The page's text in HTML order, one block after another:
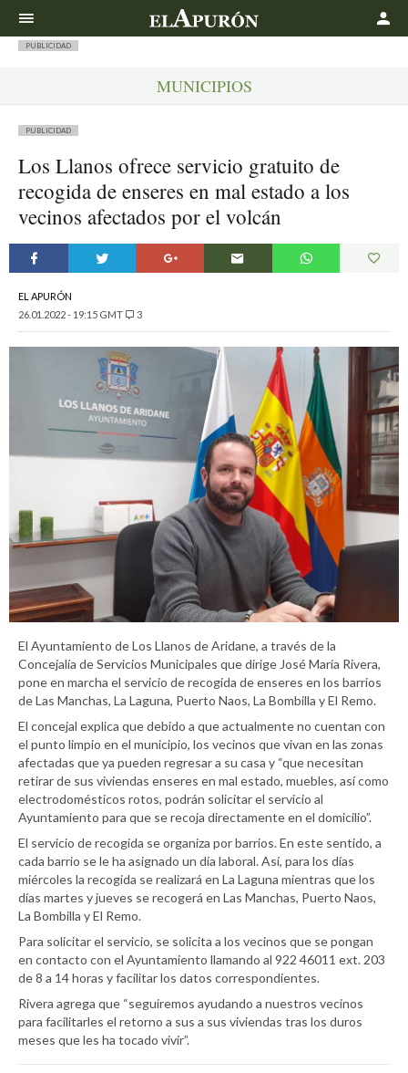
PUBLICIDAD
MUNICIPIOS
PUBLICIDAD
Los Llanos ofrece servicio gratuito de
recogida de enseres en mal estado a los
vecinos afectados por el volcán
EL APURÓN
26.01.2022 - 19:15 GMT
3
El Ayuntamiento de Los Llanos de Aridane, a través de la
Concejalía de Servicios Municipales que dirige José María Rivera,
pone en marcha el servicio de recogida de enseres en los barrios
de Las Manchas, La Laguna, Puerto Naos, La Bombilla y El Remo.
El concejal explica que debido a que actualmente no cuentan con
el punto limpio en el municipio, los vecinos que vivan en las zonas
afectadas que ya pueden regresar a su casa y “que necesitan
retirar de sus viviendas enseres en mal estado, muebles, así como
electrodomésticos rotos, podrán solicitar el servicio al
Ayuntamiento para que se recoja directamente en el domicilio”.
El servicio de recogida se organiza por barrios. En este sentido, a
cada barrio se le ha asignado un día laboral. Así, para los días
miércoles la recogida se realizará en La Laguna mientras que los
días martes y jueves se recogerá en Las Manchas, Puerto Naos,
La Bombilla y El Remo.
Para solicitar el servicio, se solicita a los vecinos que se pongan
en contacto con el Ayuntamiento llamando al 922 46011 ext. 203
de 8 a 14 horas y facilitar los datos correspondientes.
Rivera agrega que “seguiremos ayudando a nuestros vecinos
para facilitarles el retorno a sus a sus viviendas tras los duros
meses que les ha tocado vivir”.